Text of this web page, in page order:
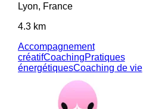
Lyon, France
4.3 km
Accompagnement
créatifCoachingPratiques
énergétiquesCoaching de vie